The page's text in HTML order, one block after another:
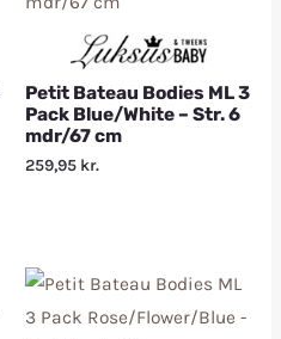
Petit Bateau Bodies ML 3
Pack Blue/White – Str. 6
mdr/67 cm
259,95 kr.